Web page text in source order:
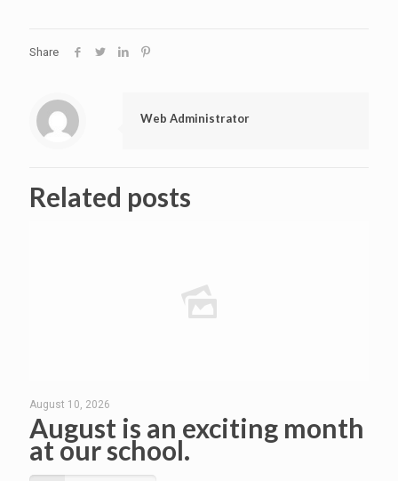
Share
Web Administrator
Related posts
August 10, 2026
August is an exciting month
at our school.